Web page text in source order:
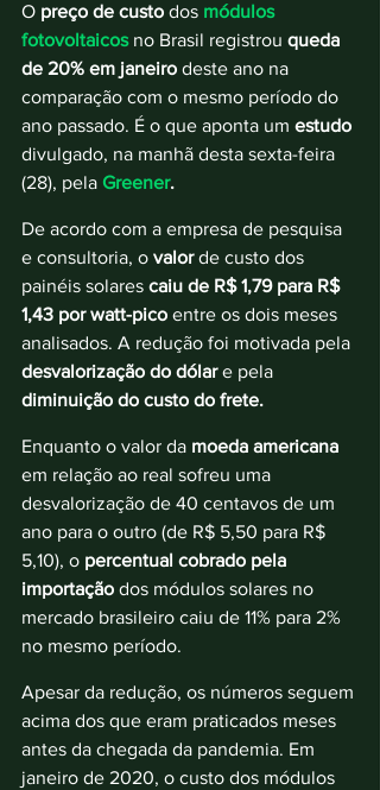
O preço de custo dos módulos
fotovoltaicos no Brasil registrou queda
de 20% em janeiro deste ano na
comparação com o mesmo período do
ano passado. É o que aponta um estudo
divulgado, na manhã desta sexta-feira
(28), pela Greener.
De acordo com a empresa de pesquisa
e consultoria, o valor de custo dos
painéis solares caiu de R$ 1,79 para R$
1,43 por watt-pico entre os dois meses
analisados. A redução foi motivada pela
desvalorização do dólar e pela
diminuição do custo do frete.
Enquanto o valor da moeda americana
em relação ao real sofreu uma
desvalorização de 40 centavos de um
ano para o outro (de R$ 5,50 para R$
5,10), o percentual cobrado pela
importação dos módulos solares no
mercado brasileiro caiu de 11% para 2%
no mesmo período.
Apesar da redução, os números seguem
acima dos que eram praticados meses
antes da chegada da pandemia. Em
janeiro de 2020, o custo dos módulos